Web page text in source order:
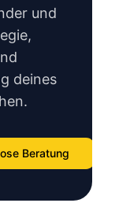
und
deines
Beratung